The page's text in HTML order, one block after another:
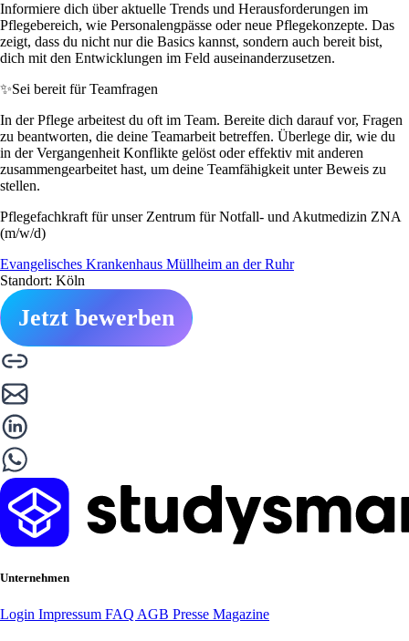
Informiere dich über aktuelle Trends und Herausforderungen im
Pflegebereich, wie Personalengpässe oder neue Pflegekonzepte. Das
zeigt, dass du nicht nur die Basics kannst, sondern auch bereit bist,
dich mit den Entwicklungen im Feld auseinanderzusetzen.
✨Sei bereit für Teamfragen
In der Pflege arbeitest du oft im Team. Bereite dich darauf vor, Fragen
zu beantworten, die deine Teamarbeit betreffen. Überlege dir, wie du
in der Vergangenheit Konflikte gelöst oder effektiv mit anderen
zusammengearbeitet hast, um deine Teamfähigkeit unter Beweis zu
stellen.
Pflegefachkraft für unser Zentrum für Notfall- und Akutmedizin ZNA
(m/w/d)
Evangelisches Krankenhaus Müllheim an der Ruhr
Standort: Köln
Jetzt bewerben
Unternehmen
Login Impressum FAQ AGB Presse Magazine